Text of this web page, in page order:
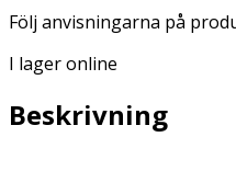
Följ anvisningarna på
I lager online
Beskrivning